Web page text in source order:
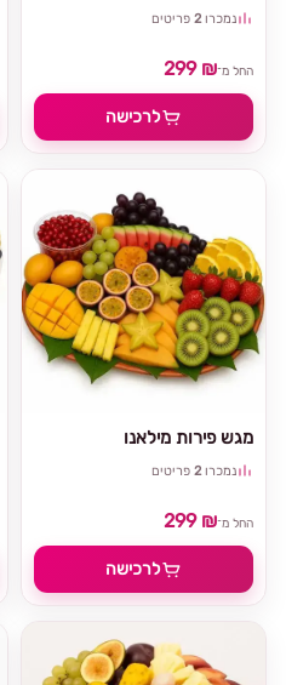
נמכרו 2 פריטים
החל מ־299 ₪
לרכישה
מגש פירות מילאנו
נמכרו 2 פריטים
החל מ־299 ₪
לרכישה